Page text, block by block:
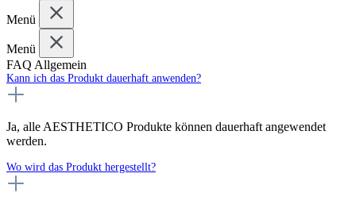
Menü
Menü
FAQ Allgemein
Kann ich das Produkt dauerhaft anwenden?
Ja, alle AESTHETICO Produkte können dauerhaft angewendet
werden.
Wo wird das Produkt hergestellt?